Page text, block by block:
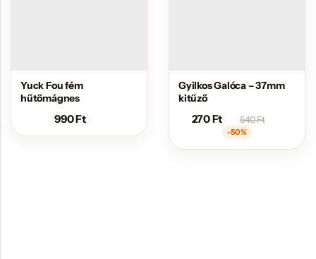
Yuck Fou fém
hűtőmágnes
990Ft
Gyilkos Galóca – 37mm
kitűző
270Ft 540Ft
-50%